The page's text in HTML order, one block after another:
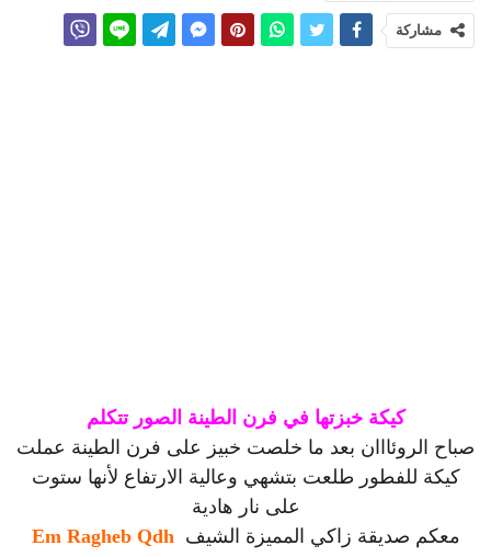
مشاركة
كيكة خبزتها في فرن الطينة الصور تتكلم
صباح الروئااان بعد ما خلصت خبيز على فرن الطينة عملت
كيكة للفطور طلعت بتشهي وعالية الارتفاع لأنها ستوت
على نار هادية
معكم صديقة زاكي المميزة الشيف Em Ragheb Qdh